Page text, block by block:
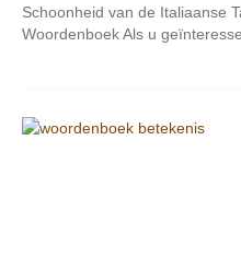
Schoonheid van de Italiaanse
Woordenboek Als u